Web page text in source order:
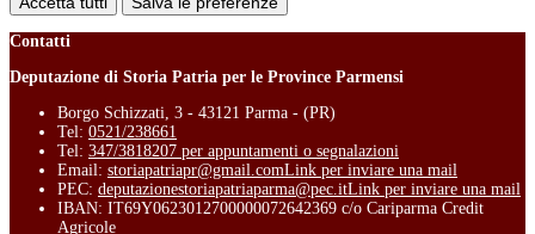
Contatti
Deputazione di Storia Patria per le Province Parmensi
Borgo Schizzati, 3 - 43121 Parma - (PR)
Tel: 0521/238661
Tel: 347/3818207 per appuntamenti o segnalazioni
Email: storiapatriapr@gmail.comLink per inviare una mail
PEC: deputazionestoriapatriaparma@pec.itLink per inviare una mail
IBAN: IT69Y0623012700000072642369 c/o Cariparma Credit
Agricole